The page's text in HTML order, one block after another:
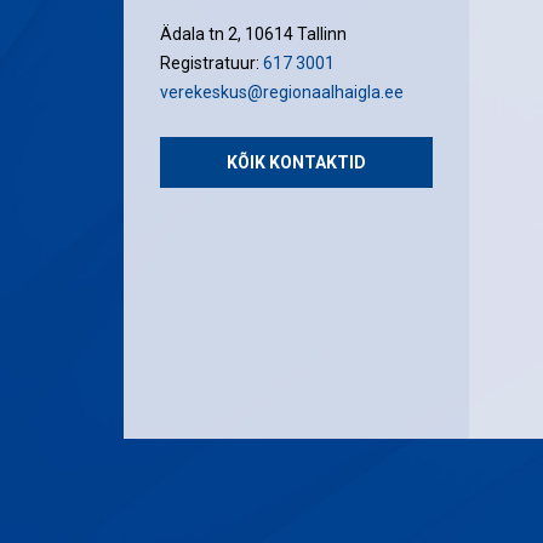
Ädala tn 2, 10614 Tallinn
Registratuur: 617 3001
verekeskus@regionaalhaigla.ee
KÕIK KONTAKTID